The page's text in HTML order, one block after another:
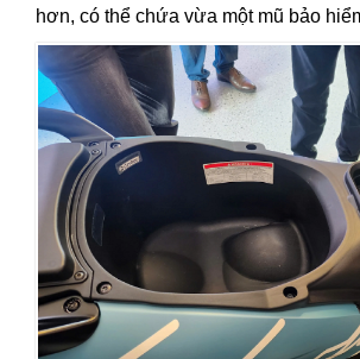
hơn, có thể chứa vừa một mũ bảo